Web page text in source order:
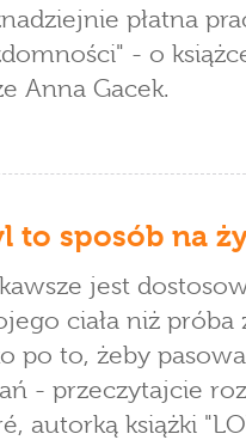
płatna
- o
Anna Gacek.
to sposób na
jest
ciała niż próba
po to, żeby
- przeczytajcie
autorką książki